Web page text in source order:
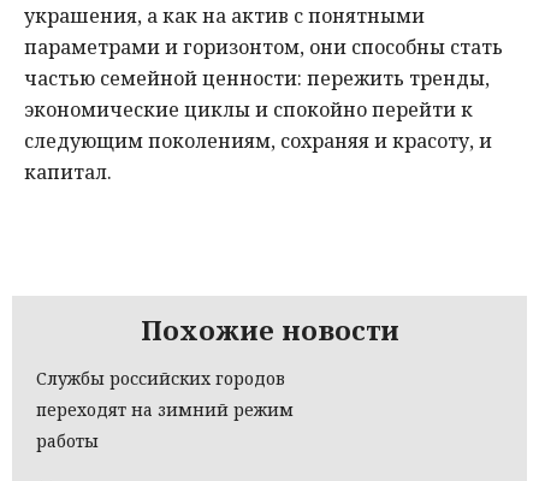
украшения, а как на актив с понятными
параметрами и горизонтом, они способны стать
частью семейной ценности: пережить тренды,
экономические циклы и спокойно перейти к
следующим поколениям, сохраняя и красоту, и
капитал.
Похожие новости
Службы российских городов
переходят на зимний режим
работы